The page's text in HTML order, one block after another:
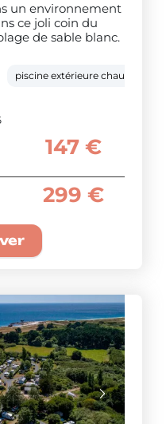
un environnement
ce joli coin du
de sable blanc.
piscine extérieure chauffée
147 €
299 €